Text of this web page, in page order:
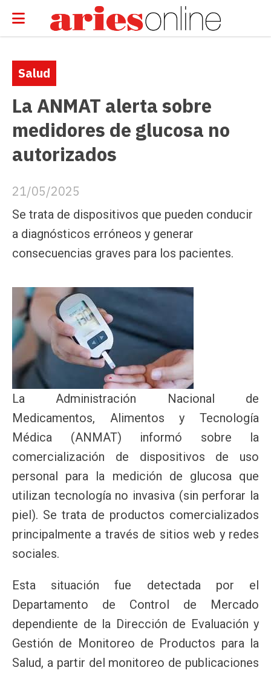
La ANMAT alerta sobre
medidores de glucosa no
autorizados
Se trata de dispositivos que pueden conducir
a diagnósticos erróneos y generar
consecuencias graves para los pacientes.
Salud
21/05/2025
La Administración Nacional de
Medicamentos, Alimentos y Tecnología
Médica (ANMAT) informó sobre la
comercialización de dispositivos de uso
personal para la medición de glucosa que
utilizan tecnología no invasiva (sin perforar la
piel). Se trata de productos comercializados
principalmente a través de sitios web y redes
sociales.
Esta situación fue detectada por el
Departamento de Control de Mercado
dependiente de la Dirección de Evaluación y
Gestión de Monitoreo de Productos para la
Salud, a partir del monitoreo de publicaciones